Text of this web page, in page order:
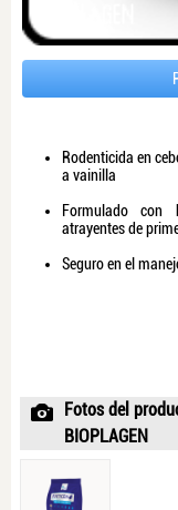
Rodenticida en
a vainilla
Formulado con
atrayentes de
Seguro en el
Fotos del
BIOPLAGEN